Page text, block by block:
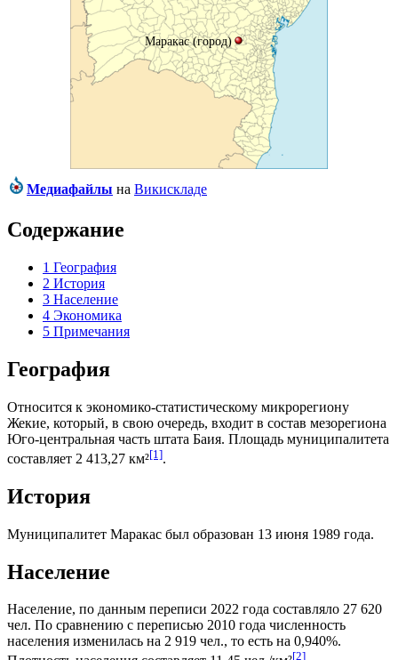
Маракас (город)
Медиафайлы на Викискладе
Содержание
1 География
2 История
3 Население
4 Экономика
5 Примечания
География
Относится к экономико-статистическому микрорегиону
Жекие, который, в свою очередь, входит в состав мезорегиона
Юго-центральная часть штата Баия. Площадь муниципалитета
составляет 2 413,27 км²[1].
История
Муниципалитет Маракас был образован 13 июня 1989 года.
Население
Население, по данным переписи 2022 года составляло 27 620
чел. По сравнению с переписью 2010 года численность
населения изменилась на 2 919 чел., то есть на 0,940%.
[2]